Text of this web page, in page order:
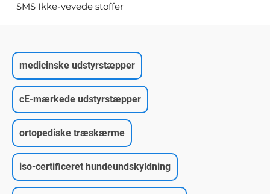
SMS Ikke-vevede stoffer
medicinske udstyrstæpper
cE-mærkede udstyrstæpper
ortopediske træskærme
iso-certificeret hundeundskyldning